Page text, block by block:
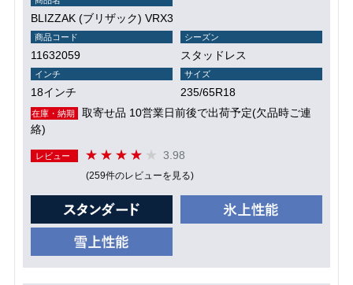
BLIZZAK (ブリザック) VRX3
商品コード
11632059
シーズン
スタッドレス
インチ
18インチ
サイズ
235/65R18
在庫・納期
取寄せ品 10営業日前後で出荷予定(欠品時ご連
絡)
レビュー 3.98
(259件のレビューを見る)